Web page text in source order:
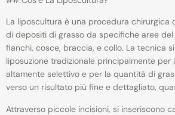
La liposcultura è una procedura chirurgica
di depositi di grasso da specifiche aree
fianchi, cosce, braccia, e collo. La tecnica
liposuzione tradizionale principalmente per
altamente selettivo e per la quantità di
verso un risultato più fine e dettagliato,
Attraverso piccole incisioni, si inseriscono